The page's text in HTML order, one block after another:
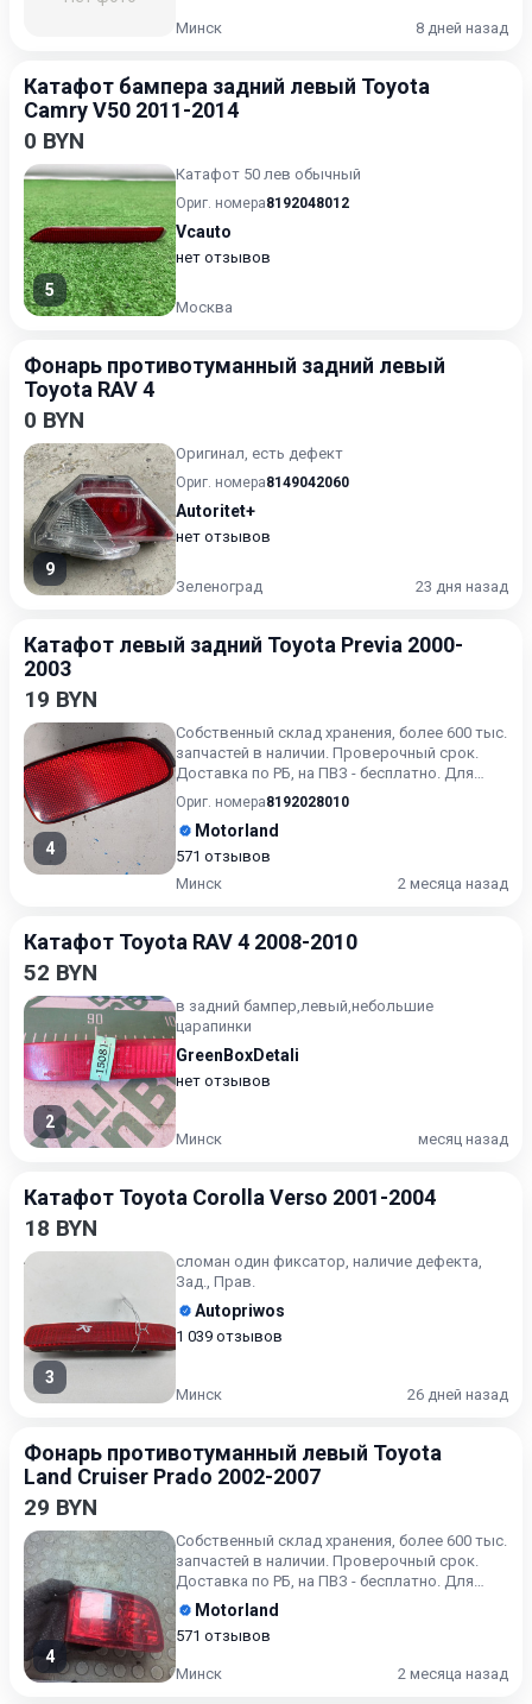
Минск 8 дней назад
Катафот бампера задний левый Toyota
Camry V50 2011-2014
0 BYN
5
Катафот 50 лев обычный
Ориг. номера8192048012
Vcauto
нет отзывов
Москва
Фонарь противотуманный задний левый
Toyota RAV 4
0 BYN
9
Оригинал, есть дефект
Ориг. номера8149042060
Autoritet+
нет отзывов
Зеленоград 23 дня назад
Катафот левый задний Toyota Previa 2000-
2003
19 BYN
4
Собственный склад хранения, более 600 тыс.
запчастей в наличии. Проверочный срок.
Доставка по РБ, на ПВЗ - бесплатно. Для
получения актуальн...
Ориг. номера8192028010
Motorland
571 отзывов
Минск
2 месяца назад
Катафот Toyota RAV 4 2008-2010
52 BYN
2
в задний бампер,левый,небольшие
царапинки
GreenBoxDetali
нет отзывов
Минск месяц назад
Катафот Toyota Corolla Verso 2001-2004
18 BYN
3
сломан один фиксатор, наличие дефекта,
Зад., Прав.
Autopriwos
1 039 отзывов
Минск 26 дней назад
Фонарь противотуманный левый Toyota
Land Cruiser Prado 2002-2007
29 BYN
4
Собственный склад хранения, более 600 тыс.
запчастей в наличии. Проверочный срок.
Доставка по РБ, на ПВЗ - бесплатно. Для
получения актуальн...
Motorland
571 отзывов
Минск 2 месяца назад